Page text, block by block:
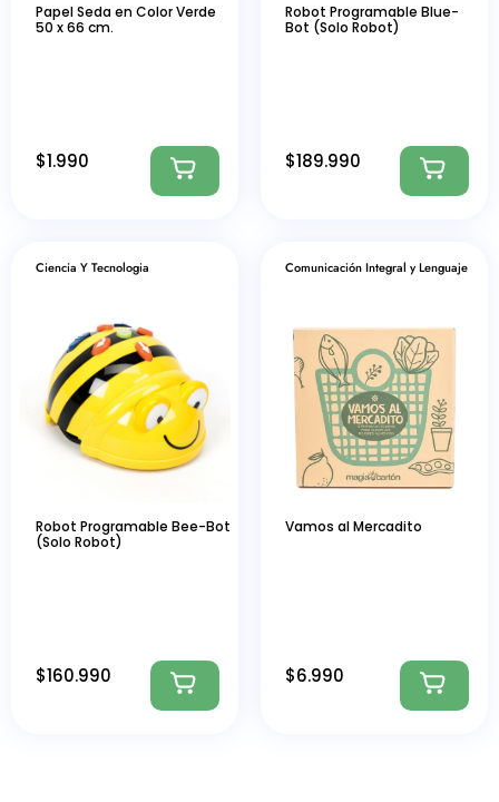
Papel Seda en Color Verde
50 x 66 cm.
$1.990
Robot Programable Blue-
Bot (Solo Robot)
$189.990
Ciencia Y Tecnologia
Robot Programable Bee-Bot
(Solo Robot)
$160.990
Comunicación Integral y Lenguaje
Vamos al Mercadito
$6.990